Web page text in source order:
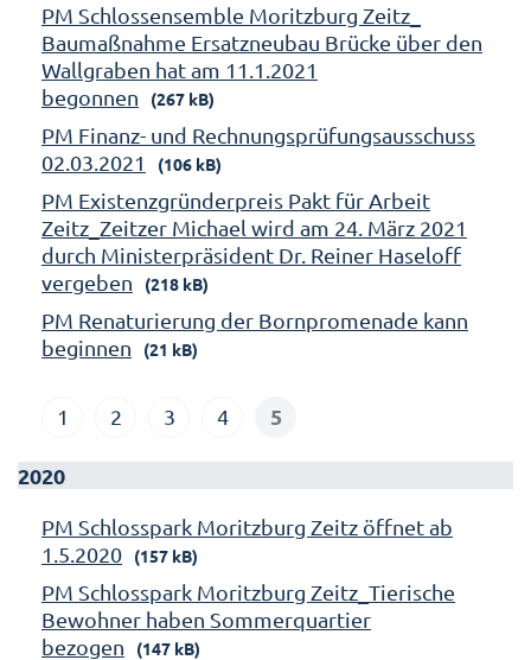
PM Schlossensemble Moritzburg Zeitz_
Baumaßnahme Ersatzneubau Brücke über den
Wallgraben hat am 11.1.2021
begonnen
(267 kB)
PM Finanz- und Rechnungsprüfungsausschuss
02.03.2021
(106 kB)
PM Existenzgründerpreis Pakt für Arbeit
Zeitz_Zeitzer Michael wird am 24. März 2021
durch Ministerpräsident Dr. Reiner Haseloff
vergeben
(218 kB)
PM Renaturierung der Bornpromenade kann
beginnen
(21 kB)
1 2 3 4 5
2020
PM Schlosspark Moritzburg Zeitz öffnet ab
1.5.2020
(157 kB)
PM Schlosspark Moritzburg Zeitz_Tierische
Bewohner haben Sommerquartier
bezogen
(147 kB)